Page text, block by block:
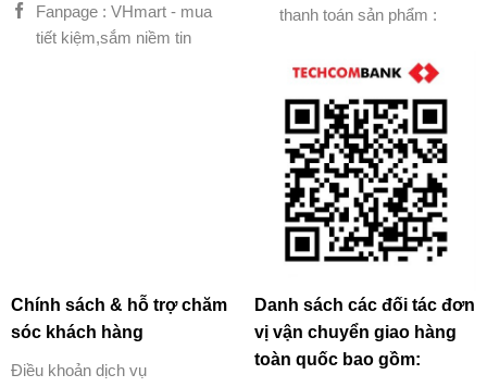
Fanpage : VHmart - mua
tiết kiệm,sắm niềm tin
thanh toán sản phẩm :
Chính sách & hỗ trợ chăm
sóc khách hàng
Điều khoản dịch vụ
Danh sách các đối tác đơn
vị vận chuyển giao hàng
toàn quốc bao gồm: